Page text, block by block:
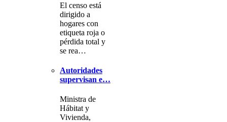
El censo está
dirigido a
hogares con
etiqueta roja o
pérdida total y
se rea…
Autoridades
supervisan e…
Ministra de
Hábitat y
Vivienda,